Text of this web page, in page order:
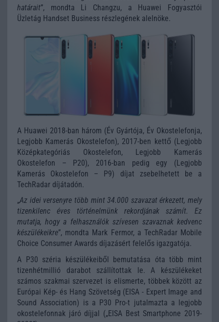
határait”, mondta Li Changzu, a Huawei Fogyasztói
Üzletág Handset Business részlegének alelnöke.
A Huawei 2018-ban három (Év Gyártója, Év Okostelefonja,
Legjobb Kamerás Okostelefon), 2017-ben kettő (Legjobb
Középkategóriás Okostelefon, Legjobb Kamerás
Okostelefon – P20), 2016-ban pedig egy (Legjobb
Kamerás Okostelefon – P9) díjat zsebelhetett be a
TechRadar díjátadón.
„Az idei versenyre több mint 34.000 szavazat érkezett, mely
tizenkilenc éves történelmünk rekordjának számít. Ez
mutatja, hogy a felhasználók szívesen szavaznak kedvenc
készülékeikre”, mondta Mark Fermor, a TechRadar Mobile
Choice Consumer Awards díjazásért felelős igazgatója.
A P30 széria készülékeiből bemutatása óta több mint
tizenhétmillió darabot szállítottak le. A készülékeket
számos szakmai szervezet is elismerte, többek között az
Európai Kép- és Hang Szövetség (EISA - Expert Image and
Sound Association) is a P30 Pro-t jutalmazta a legjobb
okostelefonnak járó díjjal („EISA Best Smartphone 2019-